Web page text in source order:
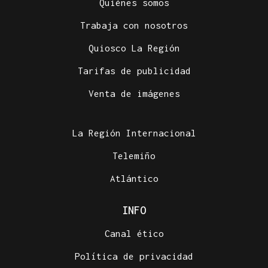
Quiénes somos
Trabaja con nosotros
Quiosco La Región
Tarifas de publicidad
Venta de imágenes
La Región Internacional
Telemiño
Atlántico
INFO
Canal ético
Política de privacidad